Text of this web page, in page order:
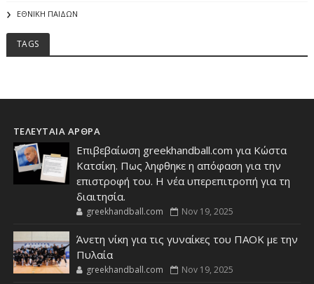
ΕΘΝΙΚΗ ΠΑΙΔΩΝ
TAGS
ΤΕΛΕΥΤΑΙΑ ΑΡΘΡΑ
Επιβεβαίωση greekhandball.com για Κώστα
Κατσίκη. Πως ληφθηκε η απόφαση για την
επιστροφή του. Η νέα υπερεπιτροπή για τη
διαιτησία.
greekhandball.com Nov 19, 2025
Άνετη νίκη για τις γυναίκες του ΠΑΟΚ με την
Πυλαία
greekhandball.com Nov 19, 2025